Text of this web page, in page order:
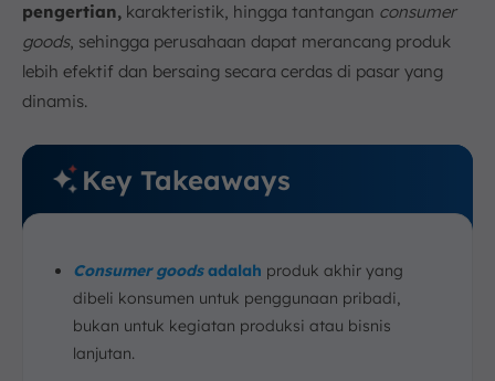
pengertian, karakteristik, hingga tantangan consumer
goods, sehingga perusahaan dapat merancang produk
lebih efektif dan bersaing secara cerdas di pasar yang
dinamis.
Key Takeaways
Consumer goodsadalah produk akhir yang
dibeli konsumen untuk penggunaan pribadi,
bukan untuk kegiatan produksi atau bisnis
lanjutan.